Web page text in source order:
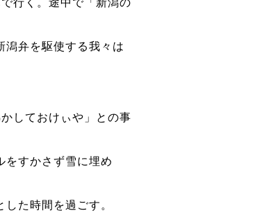
行く。途中で「新潟の
潟弁を駆使する我々は
しておけぃや」との事
をすかさず雪に埋め
た時間を過ごす。